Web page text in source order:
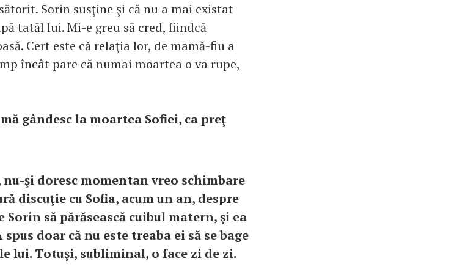
Sorin susţine şi că nu a mai existat
tatăl lui. Mi-e greu să cred, fiindcă
Cert este că relaţia lor, de mamă-fiu a
încât pare că numai moartea o va rupe,
gândesc la moartea Sofiei, ca preţ
şi doresc momentan vreo schimbare
discuţie cu Sofia, acum un an, despre
să părăsească cuibul matern, şi ea
doar că nu este treaba ei să se bage
lui. Totuşi, subliminal, o face zi de zi.